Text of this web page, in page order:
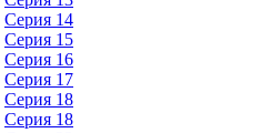
Серия 14
Серия 15
Серия 16
Серия 17
Серия 18
Серия 18